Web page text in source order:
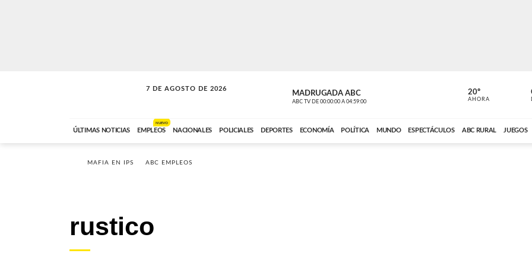
7 DE AGOSTO DE 2026
SOLO MÚSICA MADRUGADA ABC
ABC TV DE 00:00:00 A 04:59:00 ABC CARDINAL
20º
AHORA
ÚLTIMAS NOTICIAS EMPLEOS
NUEVO
NACIONALES POLICIALES DEPORTES ECONOMÍA POLÍTICA MUNDO ESPECTÁCULOS ABC RURAL JUEGOS
MAFIA EN IPS ABC EMPLEOS
rustico